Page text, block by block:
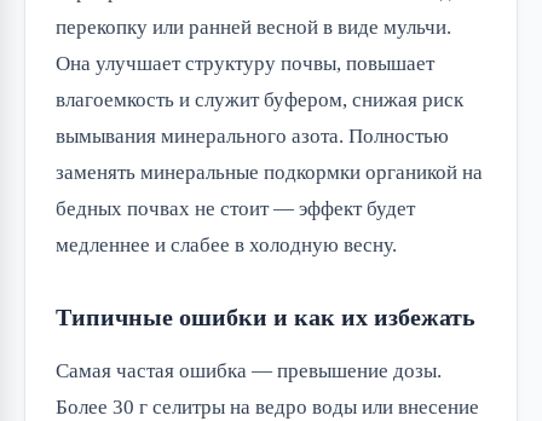
перекопку или ранней весной в виде мульчи.
Она улучшает структуру почвы, повышает
влагоемкость и служит буфером, снижая риск
вымывания минерального азота. Полностью
заменять минеральные подкормки органикой на
бедных почвах не стоит — эффект будет
медленнее и слабее в холодную весну.
Типичные ошибки и как их избежать
Самая частая ошибка — превышение дозы.
Более 30 г селитры на ведро воды или внесение